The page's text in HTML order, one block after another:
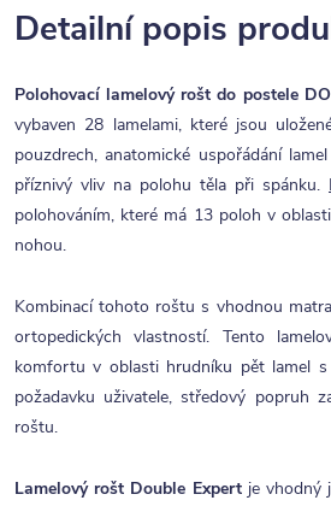
Detailní popis
Polohovací lamelový rošt do postele
vybaven 28 lamelami, které jsou
pouzdrech, anatomické uspořádání
příznivý vliv na polohu těla při spánku.
polohováním, které má 13 poloh v
nohou.
Kombinací tohoto roštu s vhodnou
ortopedických vlastností. Tento
komfortu v oblasti hrudníku pět lamel
požadavku uživatele, středový popruh
roštu.
Lamelový rošt Double Expertje vhodný